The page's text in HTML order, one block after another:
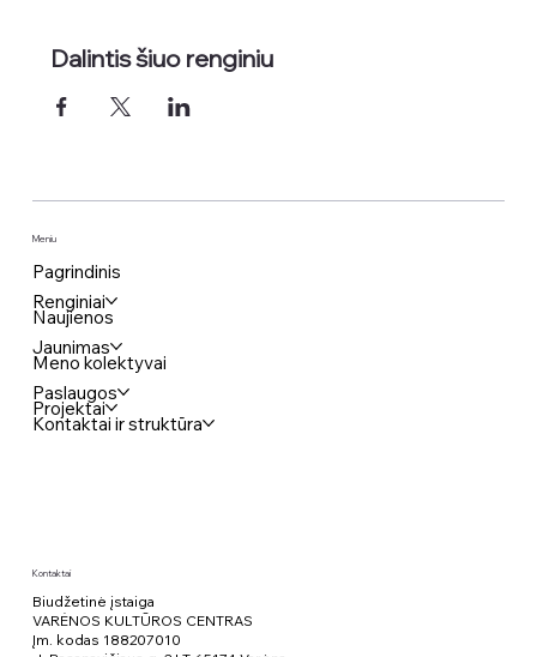
Dalintis šiuo renginiu
Meniu
Pagrindinis
Renginiai
Naujienos
Jaunimas
Meno kolektyvai
Paslaugos
Projektai
Kontaktai ir struktūra
Kontaktai
Biudžetinė įstaiga
VARĖNOS KULTŪROS CENTRAS
Įm. kodas 188207010